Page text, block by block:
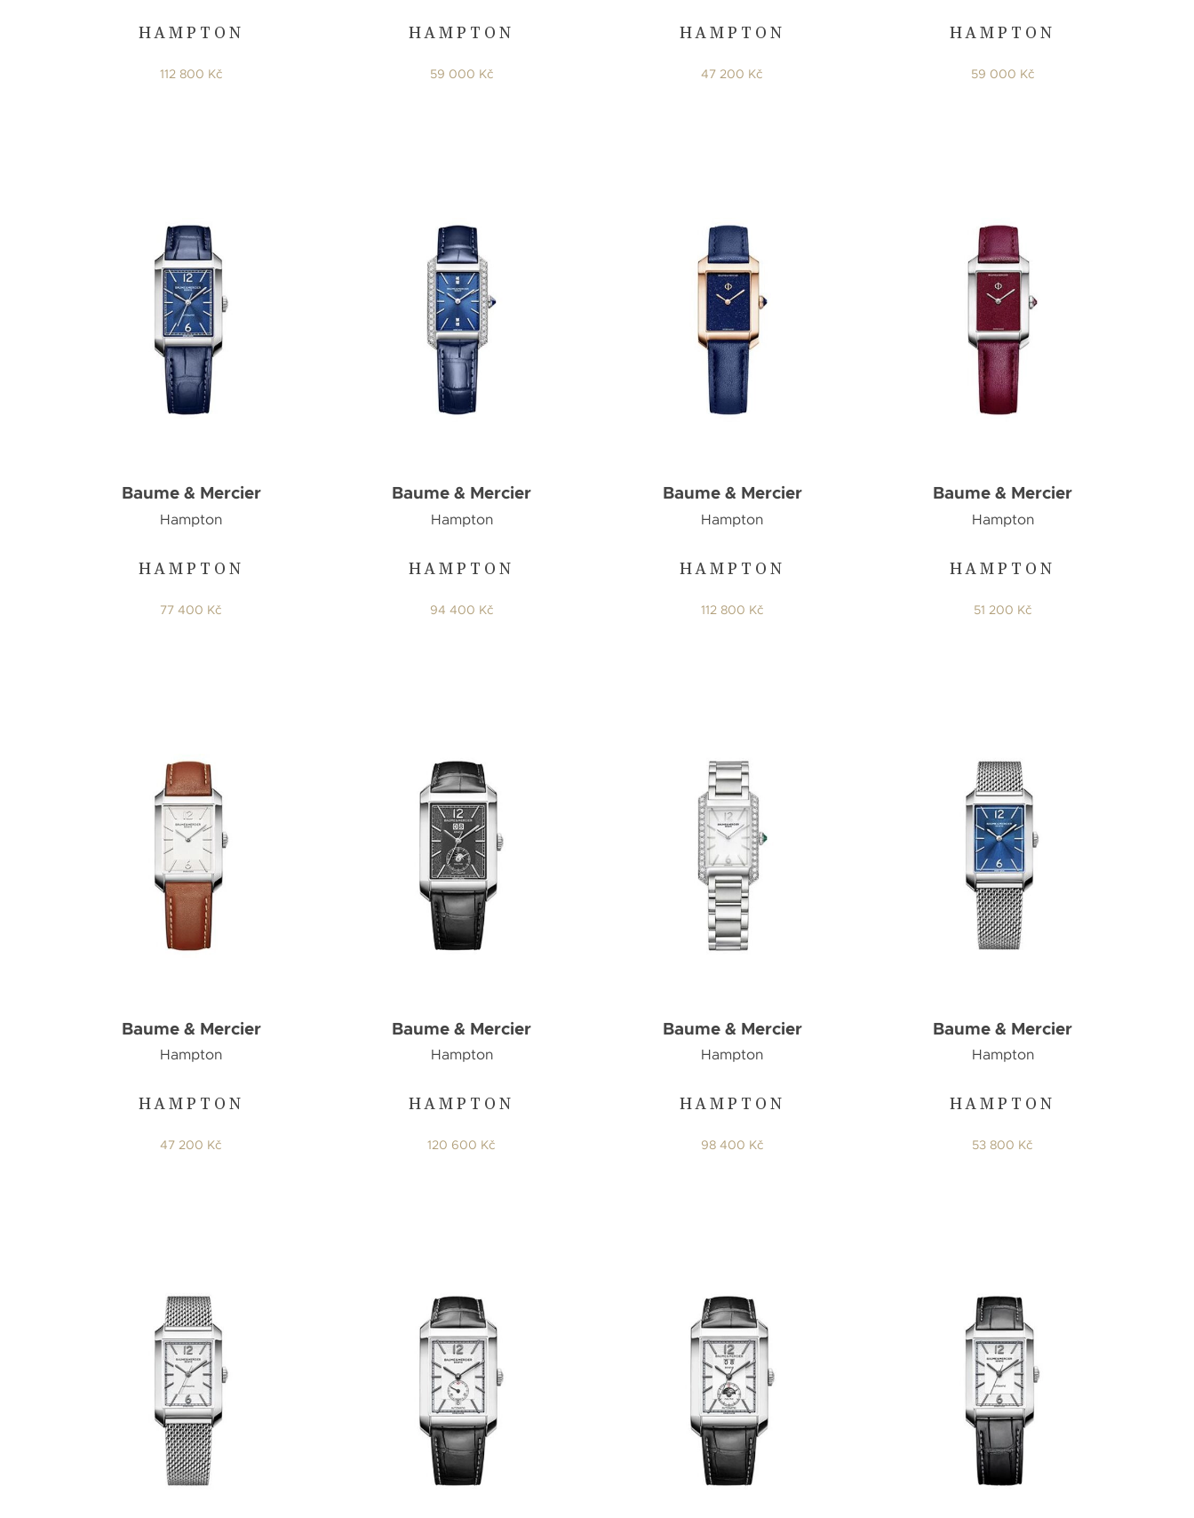
HAMPTON
112 800 Kč
HAMPTON
59 000 Kč
HAMPTON
47 200 Kč
HAMPTON
59 000 Kč
HAMPTON
Baume & Mercier
Hampton
77 400 Kč
HAMPTON
Baume & Mercier
Hampton
94 400 Kč
HAMPTON
Baume & Mercier
Hampton
112 800 Kč
HAMPTON
Baume & Mercier
Hampton
51 200 Kč
HAMPTON
Baume & Mercier
Hampton
47 200 Kč
HAMPTON
Baume & Mercier
Hampton
120 600 Kč
HAMPTON
Baume & Mercier
Hampton
98 400 Kč
HAMPTON
Baume & Mercier
Hampton
53 800 Kč